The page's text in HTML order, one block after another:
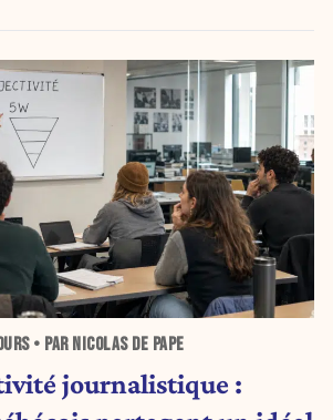
• PAR NICOLAS DE PAPE
journalistique :